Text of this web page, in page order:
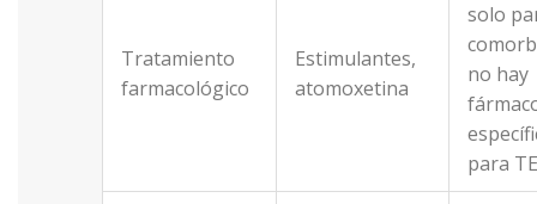
Tratamiento
farmacológico
Estimulantes,
atomoxetina
solo
no hay
para